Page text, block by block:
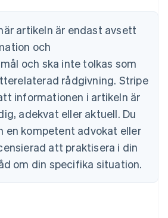
artikeln är endast avsett
och
och ska inte tolkas som
rådgivning. Stripe
informationen i artikeln är
adekvat eller aktuell. Du
en kompetent advokat eller
att praktisera i din
om din specifika situation.